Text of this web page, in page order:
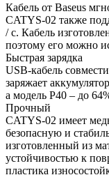
Кабель от Baseus
CATYS-02 также
/ с. Кабель
поэтому его можно
Быстрая зарядка
USB-кабель
заряжает
а модель P40 – до
Прочный
CATYS-02 имеет
безопасную и
изготовленный из
устойчивостью к
пластика